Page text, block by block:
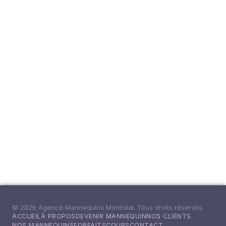
© 2026 Agence Mannequins Montréal. Tous droits réservés.
ACCUEILÀ PROPOS DEVENIR MANNEQUINNOS CLIENTS